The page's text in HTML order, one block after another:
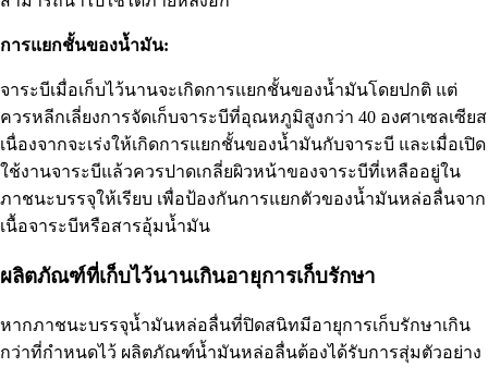
การแยกชั้นของน้ำมัน:
จาระบีเมื่อเก็บไว้นานจะเกิดการแยกชั้นของน้ำมันโดยปกติ แต่
ควรหลีกเลี่ยงการจัดเก็บจาระบีที่อุณหภูมิสูงกว่า 40 องศาเซลเซียส
เนื่องจากจะเร่งให้เกิดการแยกชั้นของน้ำมันกับจาระบี และเมื่อเปิด
ใช้งานจาระบีแล้วควรปาดเกลี่ยผิวหน้าของจาระบีที่เหลืออยู่ใน
ภาชนะบรรจุให้เรียบ เพื่อป้องกันการแยกตัวของน้ำมันหล่อลื่นจาก
เนื้อจาระบีหรือสารอุ้มน้ำมัน
ผลิตภัณฑ์ที่เก็บไว้นานเกินอายุการเก็บรักษา
หากภาชนะบรรจุน้ำมันหล่อลื่นที่ปิดสนิทมีอายุการเก็บรักษาเกิน
กว่าที่กำหนดไว้ ผลิตภัณฑ์น้ำมันหล่อลื่นต้องได้รับการสุ่มตัวอย่าง